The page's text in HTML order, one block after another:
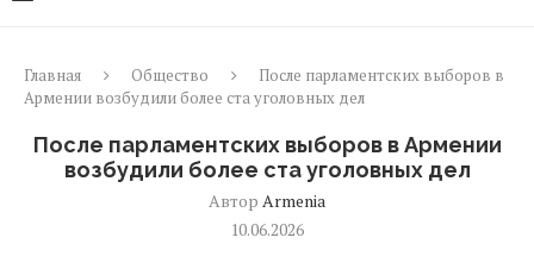
Главная Общество
После парламентских выборов в
Армении возбудили более ста уголовных дел
После парламентских выборов в Армении
возбудили более ста уголовных дел
Автор Armenia
10.06.2026